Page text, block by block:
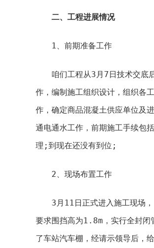
二、工程进展情况
1、前期准备工作
咱们工程从3月7日技术交底
作，编制施工组织设计，组织各
作，确定商品混凝土供应单位及
通电通水工作，前期施工手续包
理;到现在还没有到位;
2、现场布置工作
3月11日正式进入施工现场
要求围挡高为1.8m，实行全封闭
了车站汽车棚，经请示领导后，